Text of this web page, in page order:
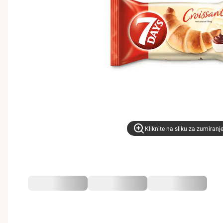
Kliknite na sliku za zumiranje